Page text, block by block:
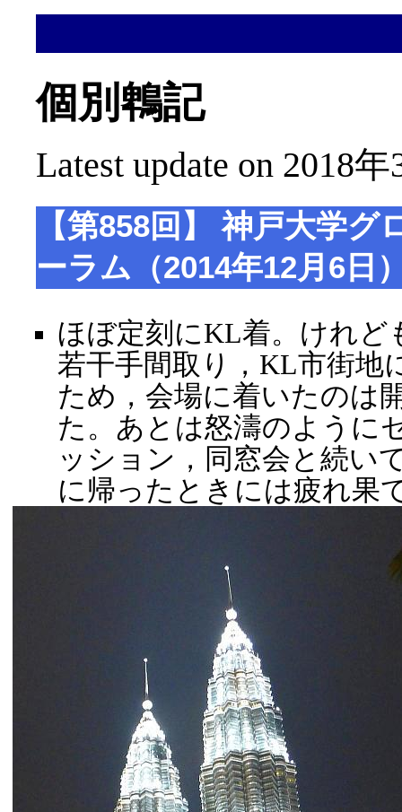
個別鵯記
Latest update on 2018
【第858回】 神戸大学
ーラム（2014年12月6日
ほぼ定刻にKL着。けれど
若干手間取り，KL市街地
ため，会場に着いたのは
た。あとは怒濤のように
ッション，同窓会と続い
に帰ったときには疲れ果